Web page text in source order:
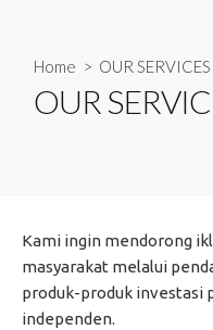
Home > OUR SERVICES
OUR
Kami ingin mendorong
masyarakat melalui
produk-produk investasi
independen.